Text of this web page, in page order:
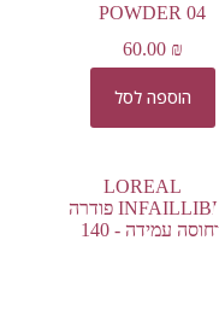
POWDER 04
60.00 ₪
הוספה לסל